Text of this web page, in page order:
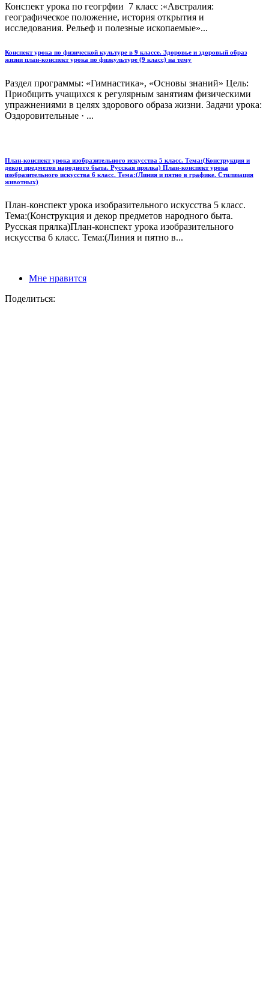
Конспект урока по геогрфии 7 класс :«Австралия:
географическое положение, история открытия и
исследования. Рельеф и полезные ископаемые»...
Конспект урока по физической культуре в 9 классе. Здоровье и здоровый образ
жизни план-конспект урока по физкультуре (9 класс) на тему
Раздел программы: «Гимнастика», «Основы знаний» Цель:
Приобщить учащихся к регулярным занятиям физическими
упражнениями в целях здорового образа жизни. Задачи урока:
Оздоровительные · ...
План-конспект урока изобразительного искусства 5 класс. Тема:(Конструкция и
декор предметов народного быта. Русская прялка) План-конспект урока
изобразительного искусства 6 класс. Тема:(Линия и пятно в графике. Стилизация
животных)
План-конспект урока изобразительного искусства 5 класс.
Тема:(Конструкция и декор предметов народного быта.
Русская прялка)План-конспект урока изобразительного
искусства 6 класс. Тема:(Линия и пятно в...
Мне нравится
Поделиться: